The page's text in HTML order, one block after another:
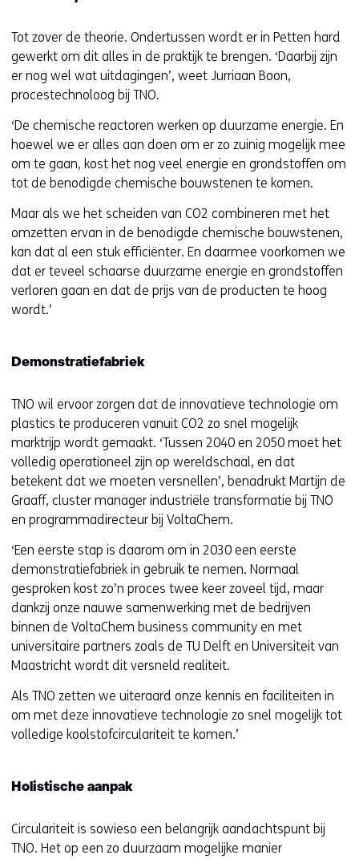
Tot zover de theorie. Ondertussen wordt er in Petten hard
gewerkt om dit alles in de praktijk te brengen. ‘Daarbij zijn
er nog wel wat uitdagingen’, weet Jurriaan Boon,
procestechnoloog bij TNO.
‘De chemische reactoren werken op duurzame energie. En
hoewel we er alles aan doen om er zo zuinig mogelijk mee
om te gaan, kost het nog veel energie en grondstoffen om
tot de benodigde chemische bouwstenen te komen.
Maar als we het scheiden van CO2 combineren met het
omzetten ervan in de benodigde chemische bouwstenen,
kan dat al een stuk efficiënter. En daarmee voorkomen we
dat er teveel schaarse duurzame energie en grondstoffen
verloren gaan en dat de prijs van de producten te hoog
wordt.’
Demonstratiefabriek
TNO wil ervoor zorgen dat de innovatieve technologie om
plastics te produceren vanuit CO2 zo snel mogelijk
marktrijp wordt gemaakt. ‘Tussen 2040 en 2050 moet het
volledig operationeel zijn op wereldschaal, en dat
betekent dat we moeten versnellen’, benadrukt Martijn de
Graaff, cluster manager industriële transformatie bij TNO
en programmadirecteur bij VoltaChem.
‘Een eerste stap is daarom om in 2030 een eerste
demonstratiefabriek in gebruik te nemen. Normaal
gesproken kost zo’n proces twee keer zoveel tijd, maar
dankzij onze nauwe samenwerking met de bedrijven
binnen de VoltaChem business community en met
universitaire partners zoals de TU Delft en Universiteit van
Maastricht wordt dit versneld realiteit.
Als TNO zetten we uiteraard onze kennis en faciliteiten in
om met deze innovatieve technologie zo snel mogelijk tot
volledige koolstofcirculariteit te komen.’
Holistische aanpak
Circulariteit is sowieso een belangrijk aandachtspunt bij
TNO. Het op een zo duurzaam mogelijke manier